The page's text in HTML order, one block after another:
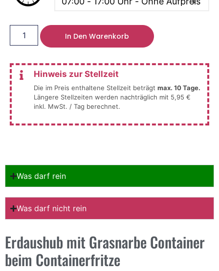
In Den Warenkorb
Hinweis zur Stellzeit
Die im Preis enthaltene Stellzeit beträgt max. 10 Tage.
Längere Stellzeiten werden nachträglich mit 5,95 €
inkl. MwSt. / Tag berechnet.
Was darf rein
Was darf nicht rein
Erdaushub mit Grasnarbe Container
beim Containerfritze